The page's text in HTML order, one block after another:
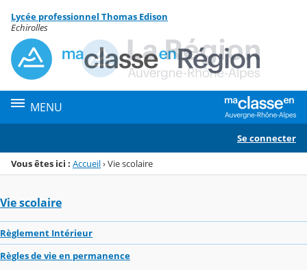
Menu de la rubrique
Contenu
Lycée professionnel Thomas Edison
Echirolles
MENU
Se connecter
Vous êtes ici : Accueil›Vie scolaire
Vie scolaire
Règlement Intérieur
Règles de vie en permanence